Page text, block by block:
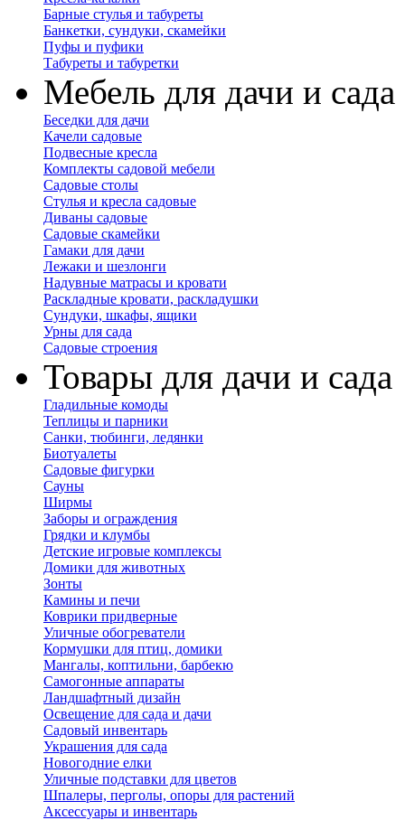
Барные стулья и табуреты
Банкетки, сундуки, скамейки
Пуфы и пуфики
Табуреты и табуретки
Мебель для дачи и сада
Беседки для дачи
Качели садовые
Подвесные кресла
Комплекты садовой мебели
Садовые столы
Стулья и кресла садовые
Диваны садовые
Садовые скамейки
Гамаки для дачи
Лежаки и шезлонги
Надувные матрасы и кровати
Раскладные кровати, раскладушки
Сундуки, шкафы, ящики
Урны для сада
Садовые строения
Товары для дачи и сада
Гладильные комоды
Теплицы и парники
Санки, тюбинги, ледянки
Биотуалеты
Садовые фигурки
Сауны
Ширмы
Заборы и ограждения
Грядки и клумбы
Детские игровые комплексы
Домики для животных
Зонты
Камины и печи
Коврики придверные
Уличные обогреватели
Кормушки для птиц, домики
Мангалы, коптильни, барбекю
Самогонные аппараты
Ландшафтный дизайн
Освещение для сада и дачи
Садовый инвентарь
Украшения для сада
Новогодние елки
Уличные подставки для цветов
Шпалеры, перголы, опоры для растений
Аксессуары и инвентарь